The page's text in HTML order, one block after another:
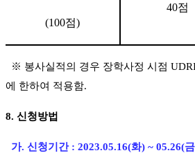
(100점)
40점
※ 봉사실적의 경우 장학사정 시점
에 한하여 적용함.
8. 신청방법
가. 신청기간 : 2023.05.16(화) ~ 05.26(금